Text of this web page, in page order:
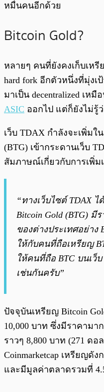
หมื่นคนอีกด้วย
Bitcoin Gold?
หลายๆ คนที่ยังคงเก็บเห
hard fork อีกตัวหนึ่งที่มุ่ง
มาเป็น decentralized เห
ASIC ออกไป แต่ก็ยังไม่รู้
เว็บ TDAX กำลังจะเพิ่มใ
(BTG) เข้ากระดานเว็บ
สัมภาษณ์เกี่ยวกับการเพิ่ม
“ทางเว็บไซต์ TDAX
Bitcoin Gold (BTG) มี
ของต่างประเทศอย่าง
ให้กับคนที่ถือเหรียญ
ให้คนที่ถือ BTC บนเว็
เช่นกันครับ”
ปัจจุบันเหรียญ Bitcoin
10,000 บาท ซึ่งมีราคาม
ราวๆ 8,800 บาท (271 ดอ
Coinmarketcap เหรียญดั
และมีมูลค่าตลาดรวมที่